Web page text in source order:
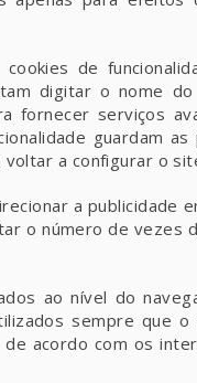
cookies de
digitar o nome
fornecer serviços
guardam
a configurar o
a publicidade
o número de vezes
ao nível do
sempre que
acordo com os